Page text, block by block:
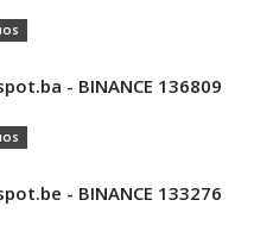
- BINANCE 136809
- BINANCE 133276